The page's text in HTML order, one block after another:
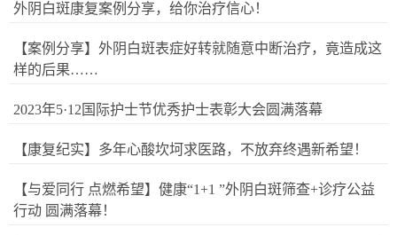
外阴白斑康复案例分享，给你治疗信心！
【案例分享】外阴白斑表症好转就随意中断治疗，竟造成这
样的后果……
2023年5·12国际护士节优秀护士表彰大会圆满落幕
【康复纪实】多年心酸坎坷求医路，不放弃终遇新希望！
【与爱同行 点燃希望】健康“1+1 ”外阴白斑筛查+诊疗公益
行动 圆满落幕！